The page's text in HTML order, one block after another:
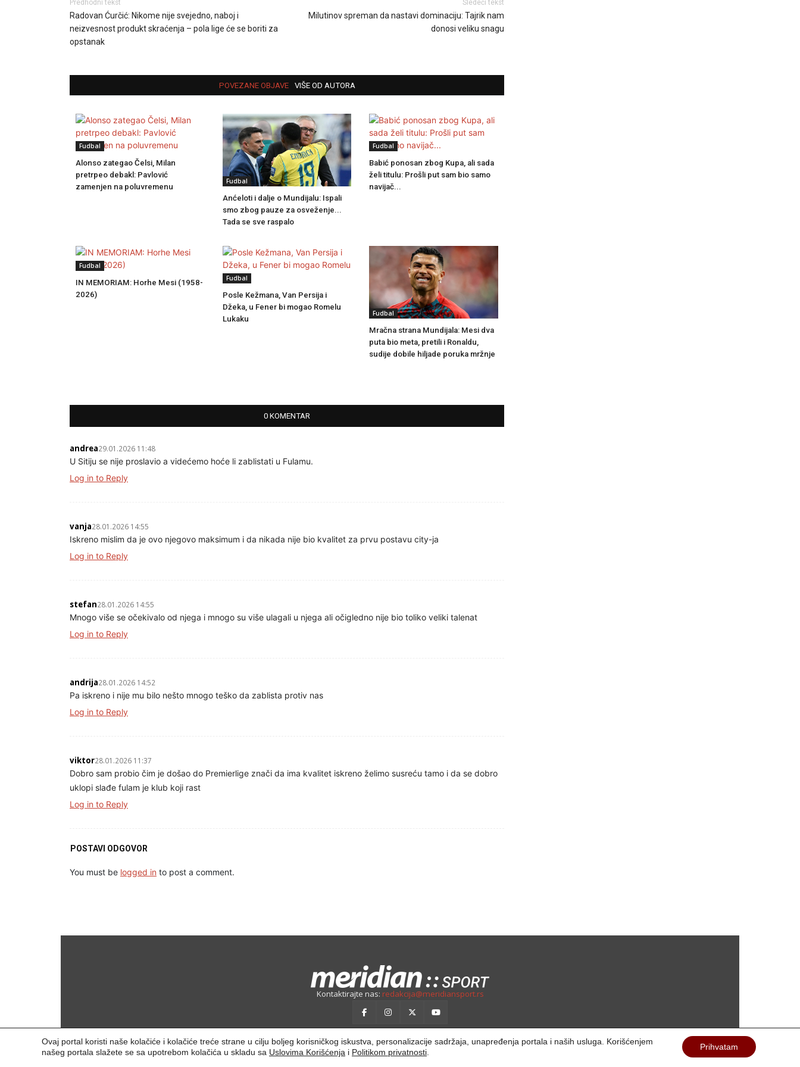
Predhodni tekst
Radovan Ćurčić: Nikome nije svejedno, naboj i
neizvesnost produkt skraćenja – pola lige će se boriti za
opstanak
Sledeći tekst
Milutinov spreman da nastavi dominaciju: Tajrik nam
donosi veliku snagu
POVEZANE OBJAVE VIŠE OD AUTORA
Fudbal
Alonso zategao Čelsi, Milan
pretrpeo debakl: Pavlović
zamenjen na poluvremenu
Fudbal
Anćeloti i dalje o Mundijalu: Ispali
smo zbog pauze za osveženje...
Tada se sve raspalo
Fudbal
Babić ponosan zbog Kupa, ali sada
želi titulu: Prošli put sam bio samo
navijač...
Fudbal
IN MEMORIAM: Horhe Mesi (1958-
2026)
Fudbal
Posle Kežmana, Van Persija i
Džeka, u Fener bi mogao Romelu
Lukaku
Fudbal
Mračna strana Mundijala: Mesi dva
puta bio meta, pretili i Ronaldu,
sudije dobile hiljade poruka mržnje
0 KOMENTAR
andrea29.01.2026 11:48
U Sitiju se nije proslavio a videćemo hoće li zablistati u Fulamu.
Log in to Reply
vanja28.01.2026 14:55
Iskreno mislim da je ovo njegovo maksimum i da nikada nije bio kvalitet za prvu postavu city-ja
Log in to Reply
stefan28.01.2026 14:55
Mnogo više se očekivalo od njega i mnogo su više ulagali u njega ali očigledno nije bio toliko veliki talenat
Log in to Reply
andrija28.01.2026 14:52
Pa iskreno i nije mu bilo nešto mnogo teško da zablista protiv nas
Log in to Reply
viktor28.01.2026 11:37
Dobro sam probio čim je došao do Premierlige znači da ima kvalitet iskreno želimo susreću tamo i da se dobro
uklopi slađe fulam je klub koji rast
Log in to Reply
POSTAVI ODGOVOR
You must be logged in to post a comment.
Kontaktirajte nas: redakcija@meridiansport.rs
Ovaj portal koristi naše kolačiće i kolačiće treće strane u cilju boljeg korisničkog iskustva, personalizacije sadržaja, unapređenja portala i naših usluga. Korišćenjem
našeg portala slažete se sa upotrebom kolačića u skladu sa Uslovima Korišćenja i Politikom privatnosti
Prihvatam